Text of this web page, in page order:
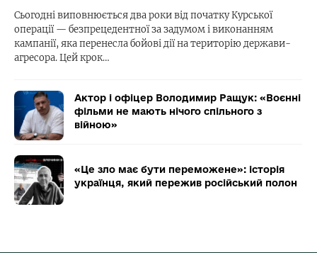
Сьогодні виповнюється два роки від початку Курської
операції — безпрецедентної за задумом і виконанням
кампанії, яка перенесла бойові дії на територію держави-
агресора. Цей крок…
Актор і офіцер Володимир Ращук: «Воєнні
фільми не мають нічого спільного з
війною»
«Це зло має бути переможене»: історія
українця, який пережив російський полон